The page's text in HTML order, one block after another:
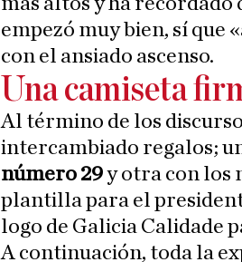
empezó muy bien, sí que
con el ansiado ascenso.
Una camiseta
Al término de los
intercambiado regalos;
número 29y otra con los
plantilla para el
logo de Galicia Calidade
A continuación, toda la